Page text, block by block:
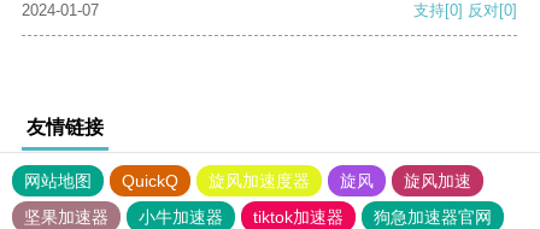
2024-01-07 支持[0] 反对[0]
友情链接
网站地图 QuickQ 旋风加速度器 旋风
旋风加速
坚果加速器
小牛加速器 tiktok加速器
狗急加速器官网